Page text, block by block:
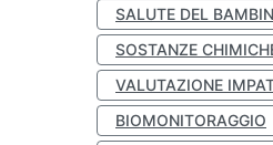
SALUTE DEL
SOSTANZE
VALUTAZIONE
BIOMONITORAGGIO